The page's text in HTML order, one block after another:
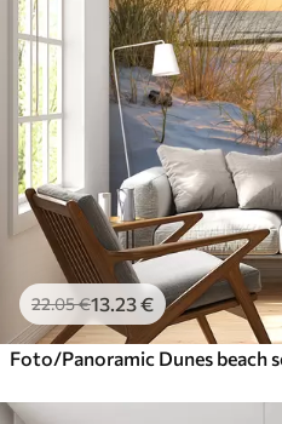
22.05€13 .23€